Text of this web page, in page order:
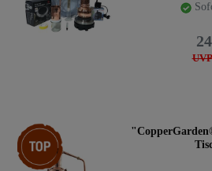
Top-Artikel